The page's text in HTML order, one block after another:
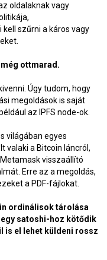
oldalaknak vagy
szűrni a káros vagy
ottmarad.
Úgy tudom, hogy
megoldások is saját
az IPFS node-ok.
világában egyes
valaki a Bitcoin láncról,
visszaállító
Erre az a megoldás,
a PDF-fájlokat.
ordinálisok tárolása
satoshi-hoz kötődik
is el lehet küldeni rossz